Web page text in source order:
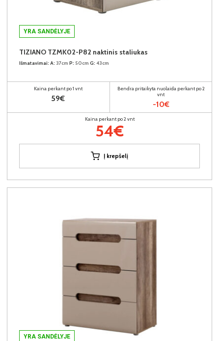
YRA SANDĖLYJE
TIZIANO TZMK02-P82 naktinis staliukas
Išmatavimai: A: 37cm P: 50cm G: 43cm
Kaina perkant po 1 vnt
59€
Bendra pritaikyta nuolaida perkant po 2
vnt
-10€
Kaina perkant po 2 vnt
54€
Į krepšelį
YRA SANDĖLYJE